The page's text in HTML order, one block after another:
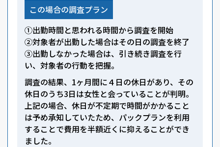
この場合の調査プラン
①出勤時間と思われる時間から調査を開始
②対象者が出勤した場合はその日の調査を終了
③出勤しなかった場合は、引き続き調査を行
い、対象者の行動を把握。
調査の結果、1ヶ月間に４日の休日があり、その
休日のうち3日は女性と会っていることが判明。
上記の場合、休日が不定期で時間がかかること
は予め承知していたため、パックプランを利用
することで費用を半額近くに抑えることができ
ました。